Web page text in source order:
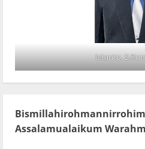
Istanto,
Bismillahirohmannirrohim
Assalamualaikum